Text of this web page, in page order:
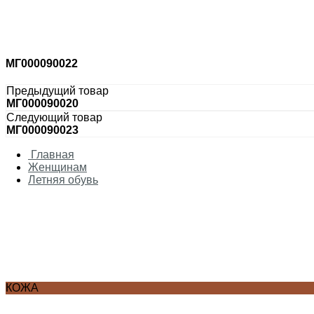
Парики
Головные уборы
МГ000090022
Предыдущий товар
МГ000090020
Следующий товар
МГ000090023
Главная
Женщинам
Летняя обувь
КОЖА